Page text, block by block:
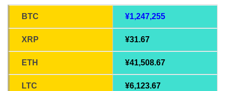
BTC ¥1,247,255
XRP ¥31.67
ETH ¥41,508.67
LTC ¥6,123.67